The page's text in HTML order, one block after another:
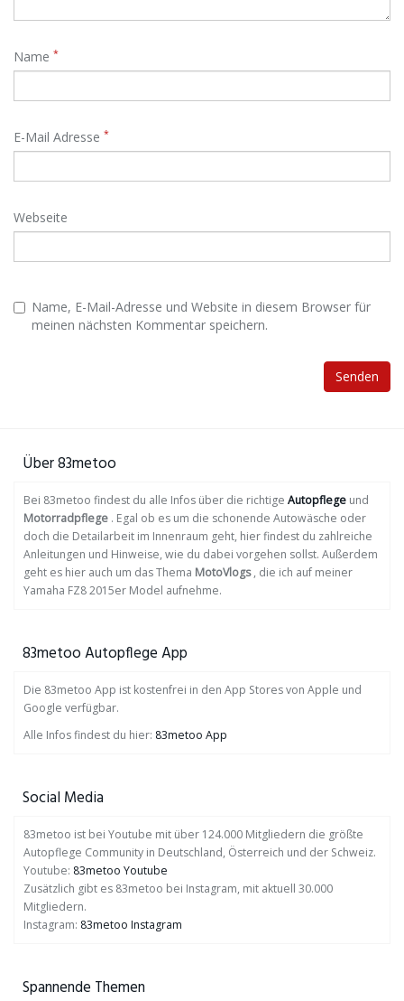
Name *
E-Mail Adresse *
Webseite
Name, E-Mail-Adresse und Website in diesem Browser für
meinen nächsten Kommentar speichern.
Über 83metoo
Bei 83metoo findest du alle Infos über die richtige Autopflege und
Motorradpflege . Egal ob es um die schonende Autowäsche oder
doch die Detailarbeit im Innenraum geht, hier findest du zahlreiche
Anleitungen und Hinweise, wie du dabei vorgehen sollst. Außerdem
geht es hier auch um das Thema MotoVlogs, die ich auf meiner
Yamaha FZ8 2015er Model aufnehme.
83metoo Autopflege App
Die 83metoo App ist kostenfrei in den App Stores von Apple und
Google verfügbar.
Alle Infos findest du hier: 83metoo App
Social Media
83metoo ist bei Youtube mit über 124.000 Mitgliedern die größte
Autopflege Community in Deutschland, Österreich und der Schweiz.
Youtube: 83metoo Youtube
Zusätzlich gibt es 83metoo bei Instagram, mit aktuell 30.000
Mitgliedern.
Instagram: 83metoo Instagram
Spannende Themen